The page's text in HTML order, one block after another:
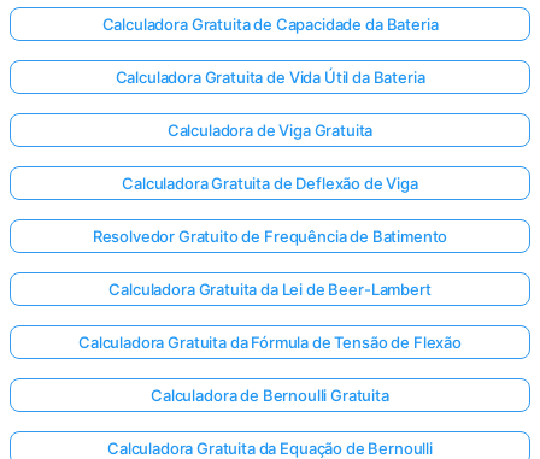
Calculadora Gratuita de Capacidade da Bateria
Calculadora Gratuita de Vida Útil da Bateria
Calculadora de Viga Gratuita
Calculadora Gratuita de Deflexão de Viga
Resolvedor Gratuito de Frequência de Batimento
Calculadora Gratuita da Lei de Beer-Lambert
Calculadora Gratuita da Fórmula de Tensão de Flexão
Calculadora de Bernoulli Gratuita
Calculadora Gratuita da Equação de Bernoulli